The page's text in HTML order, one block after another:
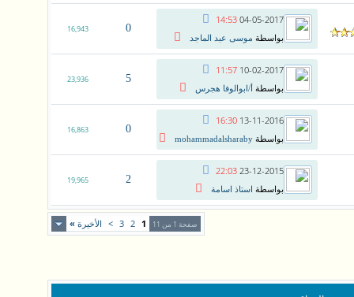
04-05-2017
14:53
بواسطة موسى عبد الماجد
0
16,943
10-02-2017
11:57
بواسطة أ/ابوالوفا هجرس
5
23,936
13-11-2016
16:30
بواسطة mohammadalsharaby
0
16,863
23-12-2015
22:03
بواسطة استاذ اسامة
2
19,965
صفحة 1 من 11 1
2
3
> الأخيرة »